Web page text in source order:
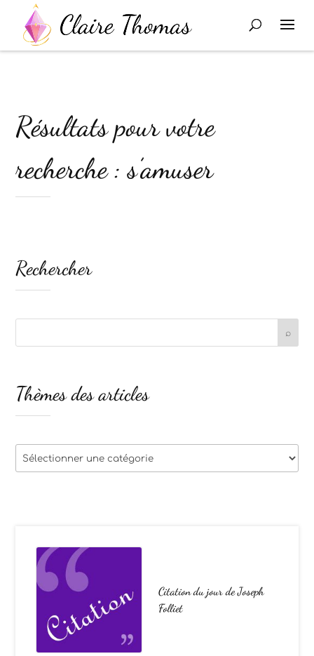
Résultats pour votre
recherche : s’amuser
Citation du jour de Joseph
Folliet
Rechercher
Thèmes des articles
Thèmes
des